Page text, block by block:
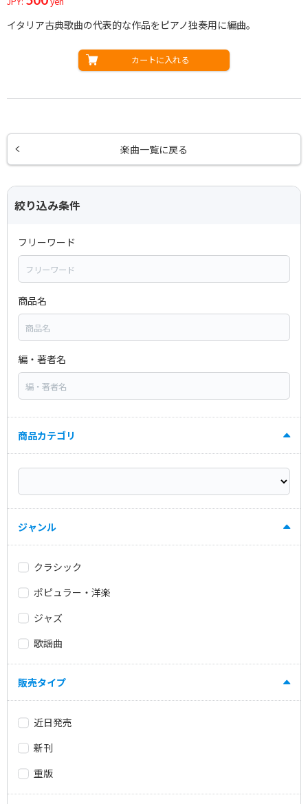
イタリア古典歌曲の代表的な作品をピアノ独奏用に編曲。
カートに入れる
楽曲一覧に戻る
絞り込み条件
フリーワード
商品名
編・著者名
商品カテゴリ
ジャンル
クラシック
ポピュラー・洋楽
ジャズ
歌謡曲
販売タイプ
近日発売
新刊
重版